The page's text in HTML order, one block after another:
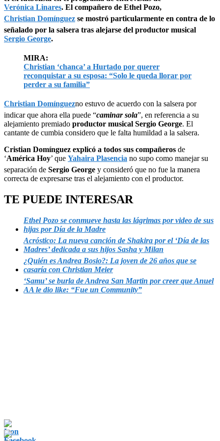
Verónica Linares. El compañero de Ethel Pozo,
Christian Domínguez se mostró particularmente en contra de lo
señalado por la salsera tras alejarse del productor musical
Sergio George.
MIRA:
Christian ‘chanca’ a Hurtado por querer
reconquistar a su esposa: “Solo le queda llorar por
perder a su familia”
Christian Domínguezno estuvo de acuerdo con la salsera por
indicar que ahora ella puede “caminar sola”, en referencia a su
alejamiento premiado productor musical Sergio George. El
cantante de cumbia considero que le falta humildad a la salsera.
Cristian Domínguez explicó a todos sus compañeros de
‘América Hoy’ que Yahaira Plasencia no supo como manejar su
separación de Sergio George y consideró que no fue la manera
correcta de expresarse tras el alejamiento con el productor.
TE PUEDE INTERESAR
Ethel Pozo se conmueve hasta las lágrimas por video de sus
hijas por Día de la Madre
Acróstico: La nueva canción de Shakira por el ‘Día de las
Madres’ dedicada a sus hijos Sasha y Milan
¿Quién es Andrea Bosio?: La joven de 26 años que se
casaría con Christian Meier
‘Samu’ se burla de Andrea San Martin por creer que Anuel
AA le dio like: “Fue un Community”